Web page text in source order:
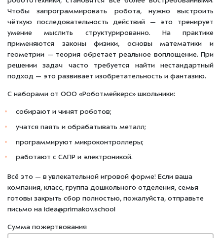
Чтобы запрограммировать робота, нужно выстроить
чёткую последовательность действий — это тренирует
умение мыслить структурированно. На практике
применяются законы физики, основы математики и
геометрии — теория обретает реальное воплощение. При
решении задач часто требуется найти нестандартный
подход — это развивает изобретательность и фантазию.
С наборами от ООО «Роботмейкерс» школьники:
собирают и чинят роботов;
учатся паять и обрабатывать металл;
программируют микроконтроллеры;
работают с САПР и электроникой.
Всё это — в увлекательной игровой форме! Если ваша
компания, класс, группа дошкольного отделения, семья
готовы закрыть сбор полностью, пожалуйста, отправьте
письмо на idea@primakov.school
Сумма пожертвования